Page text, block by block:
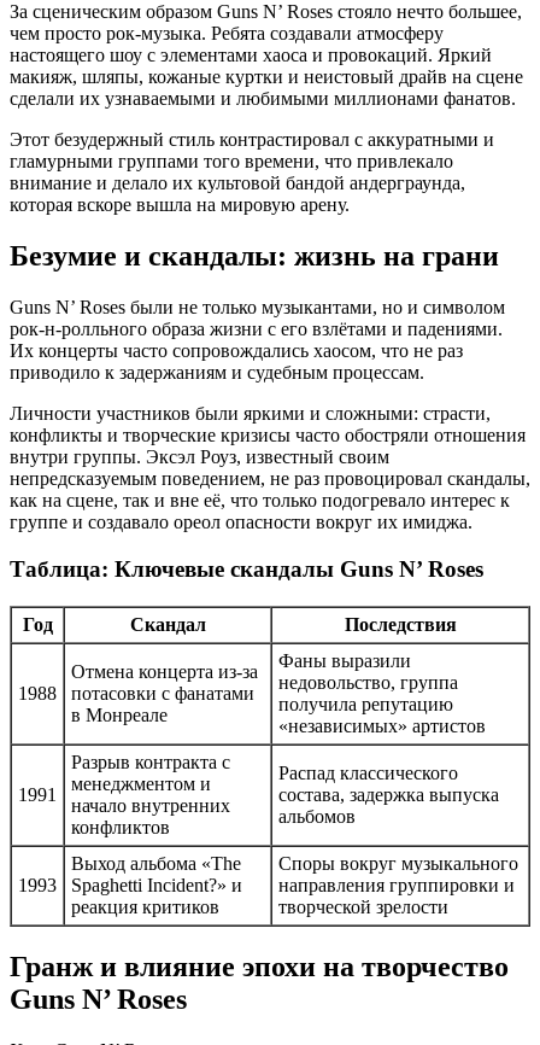
За сценическим образом Guns N’ Roses стояло нечто большее,
чем просто рок-музыка. Ребята создавали атмосферу
настоящего шоу с элементами хаоса и провокаций. Яркий
макияж, шляпы, кожаные куртки и неистовый драйв на сцене
сделали их узнаваемыми и любимыми миллионами фанатов.
Этот безудержный стиль контрастировал с аккуратными и
гламурными группами того времени, что привлекало
внимание и делало их культовой бандой андерграунда,
которая вскоре вышла на мировую арену.
Безумие и скандалы: жизнь на грани
Guns N’ Roses были не только музыкантами, но и символом
рок-н-ролльного образа жизни с его взлётами и падениями.
Их концерты часто сопровождались хаосом, что не раз
приводило к задержаниям и судебным процессам.
Личности участников были яркими и сложными: страсти,
конфликты и творческие кризисы часто обостряли отношения
внутри группы. Эксэл Роуз, известный своим
непредсказуемым поведением, не раз провоцировал скандалы,
как на сцене, так и вне её, что только подогревало интерес к
группе и создавало ореол опасности вокруг их имиджа.
Таблица: Ключевые скандалы Guns N’ Roses
Год Скандал Последствия
1988
Отмена концерта из-за
потасовки с фанатами
в Монреале
Фаны выразили
недовольство, группа
получила репутацию
«независимых» артистов
1991
Разрыв контракта с
менеджментом и
начало внутренних
конфликтов
Распад классического
состава, задержка выпуска
альбомов
1993
Выход альбома «The
Spaghetti Incident?» и
реакция критиков
Споры вокруг музыкального
направления группировки и
творческой зрелости
Гранж и влияние эпохи на творчество
Guns N’ Roses